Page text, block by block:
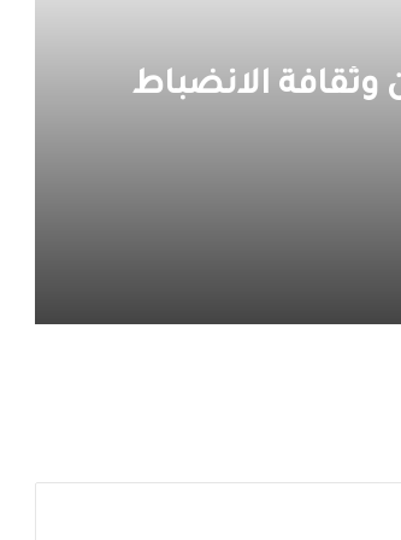
وثقافة الانضباط
الإجرامي